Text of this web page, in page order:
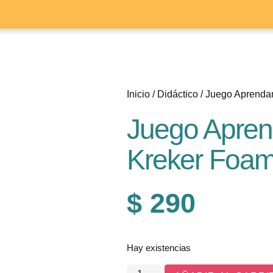
Inicio / Didáctico / Juego
Juego
Kreker
$ 290
Hay existencias